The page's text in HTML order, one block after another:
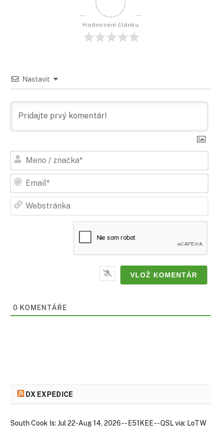
Hodnocení článku
Nastavit
0 KOMENTÁŘE
DX EXPEDICE
South Cook Is: Jul 22-Aug 14, 2026 -- E51KEE -- QSL via: LoTW